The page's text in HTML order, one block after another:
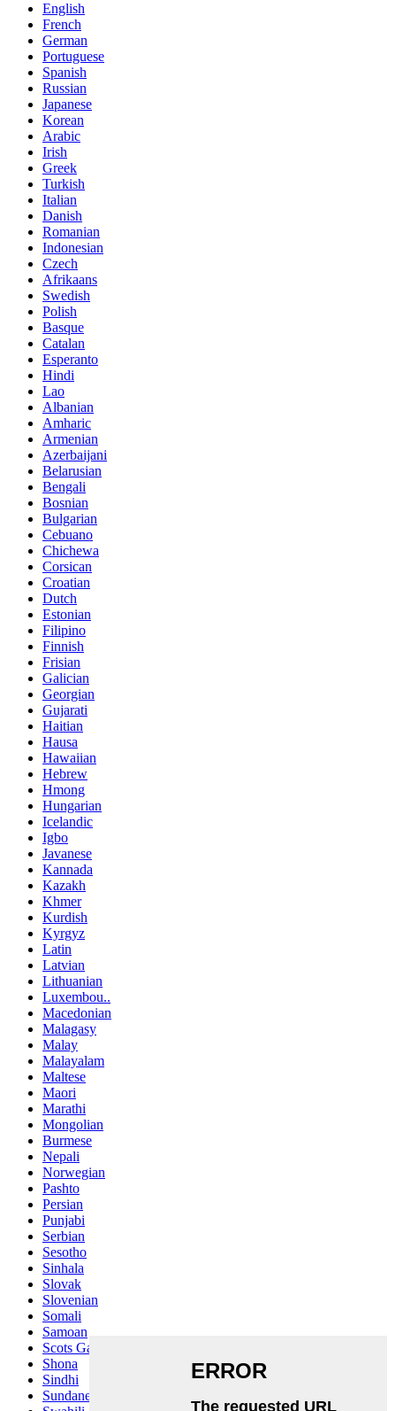
English
French
German
Portuguese
Spanish
Russian
Japanese
Korean
Arabic
Irish
Greek
Turkish
Italian
Danish
Romanian
Indonesian
Czech
Afrikaans
Swedish
Polish
Basque
Catalan
Esperanto
Hindi
Lao
Albanian
Amharic
Armenian
Azerbaijani
Belarusian
Bengali
Bosnian
Bulgarian
Cebuano
Chichewa
Corsican
Croatian
Dutch
Estonian
Filipino
Finnish
Frisian
Galician
Georgian
Gujarati
Haitian
Hausa
Hawaiian
Hebrew
Hmong
Hungarian
Icelandic
Igbo
Javanese
Kannada
Kazakh
Khmer
Kurdish
Kyrgyz
Latin
Latvian
Lithuanian
Luxembou..
Macedonian
Malagasy
Malay
Malayalam
Maltese
Maori
Marathi
Mongolian
Burmese
Nepali
Norwegian
Pashto
Persian
Punjabi
Serbian
Sesotho
Sinhala
Slovak
Slovenian
Somali
Samoan
Scots Gaelic
Shona
Sindhi
Sundanese